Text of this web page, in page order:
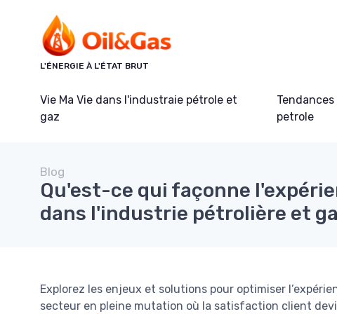
L'ÉNERGIE À L'ÉTAT BRUT
Vie Ma Vie dans l'industraie pétrole et
gaz
petrole
Blog
Qu'est-ce qui façonne
dans l'industrie pétrolière et
Explorez les enjeux et solutions pour optimiser
secteur en pleine mutation où la satisfaction client